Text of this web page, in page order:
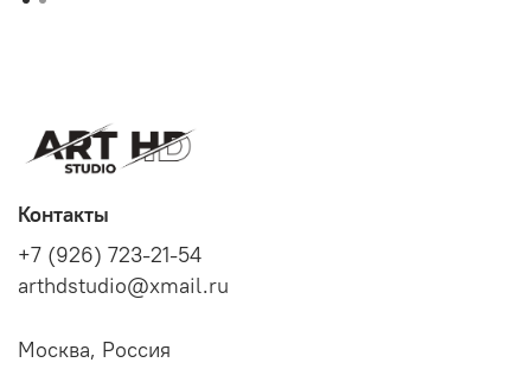
Контакты
+7 (926) 723-21-54
arthdstudio@xmail.ru
Москва, Россия